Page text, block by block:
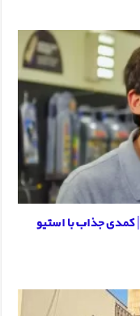
دانلود فیلم The 40-Year-Old Virgin | کمدی جذاب با استیو